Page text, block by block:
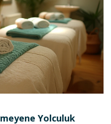
Yolculuk